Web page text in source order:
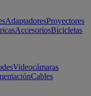
AdaptadoresProyectores
AccesoriosBicicletas
Videocámaras
Cables